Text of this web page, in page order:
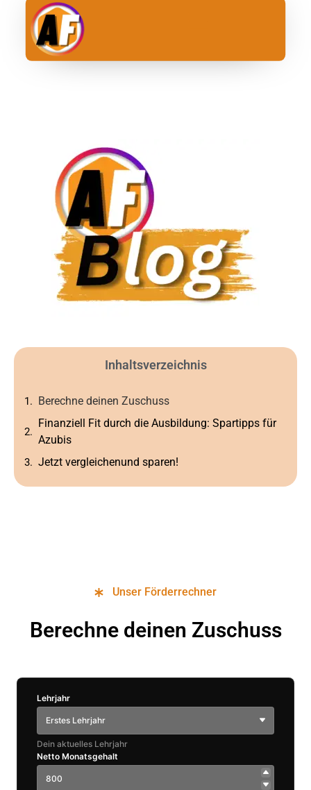
Inhaltsverzeichnis
Berechne deinen Zuschuss
Finanziell Fit durch die Ausbildung: Spartipps für
Azubis
Jetzt vergleichenund sparen!
Unser Förderrechner
Berechne deinen Zuschuss
Lehrjahr
Erstes Lehrjahr
Dein aktuelles Lehrjahr
Netto Monatsgehalt